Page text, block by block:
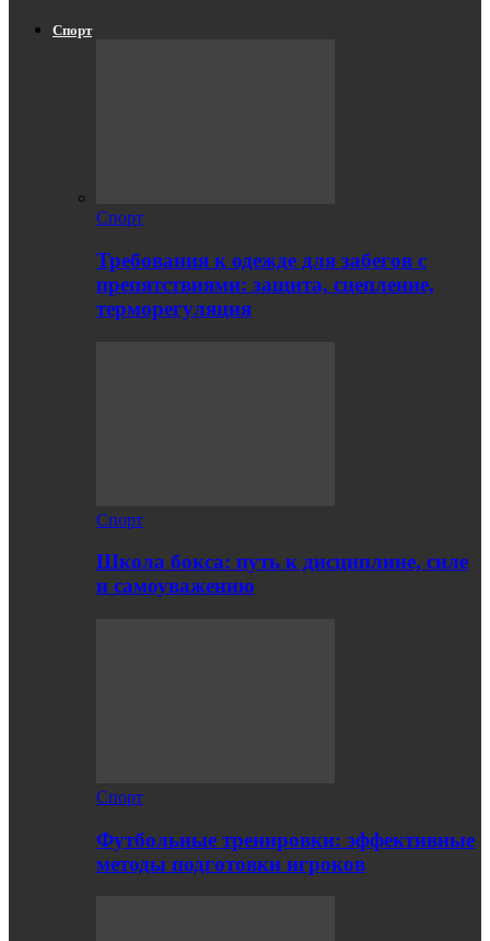
Спорт
Спорт
Требования к одежде для забегов с
препятствиями: защита, сцепление,
терморегуляция
Спорт
Школа бокса: путь к дисциплине, силе
и самоуважению
Спорт
Футбольные тренировки: эффективные
методы подготовки игроков